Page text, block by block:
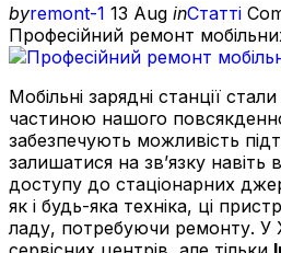
byremont-1 13 Aug inСтатті
Професійний ремонт
Мобільні зарядні станції
частиною нашого
забезпечують можливість
залишатися на зв’язку
доступу до стаціонарних
як і будь-яка техніка, ці
ладу, потребуючи ремонту. У